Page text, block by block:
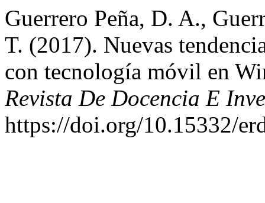
Guerrero Peña, D. A.,
T. (2017). Nuevas
con tecnología móvil en
Revista De Docencia E
https://doi.org/10.15332/